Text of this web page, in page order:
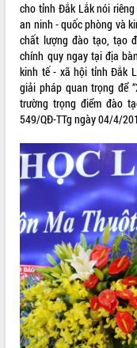
Bí thư Tỉnh ủy Lương Nguyễn
Triết thăm, tặng quà người có
cách mạng
Rà soát, hoàn thiện hệ thống
văn hóa, thể thao đáp ứng yêu
phát triển mới
Thường trực HĐND tỉnh Đắk
Minh
Lễ truy điệu và an táng hài
tại Nghĩa trang Liệt sĩ xã Sơn
Bàn giải pháp tháo gỡ khó khăn
xuất khẩu sầu riêng và triển
định EUDR
Thứ trưởng Bộ Nông nghiệp
trường Nguyễn Hoàng Hiệp
vùng trồng và doanh nghiệp
sầu riêng tại Đắk Lắk
Trình diễn nghệ thuật chế
món ăn từ sầu riêng
LIÊN KẾT WEB
THỐNG KÊ TRUY CẬP
Hôm nay: 1371
66046694
cho tỉnh Đắk Lắk nói
an ninh - quốc phòng và
chất lượng đào tạo, tạo
chính quy ngay tại địa
kinh tế - xã hội tỉnh Đắk
giải pháp quan trọng để
trường trọng điểm đào
549/QĐ-TTg ngày 04/4/